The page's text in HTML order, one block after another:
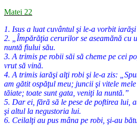
Matei 22
1. Isus a luat cuvântul şi le-a vorbit
2. „Împărăţia cerurilor se aseamănă cu
nuntă fiului său.
3. A trimis pe robii săi să cheme pe cei
vrut să vină.
4. A trimis iarăşi alţi robi şi le-a zis:
am gătit ospăţul meu; juncii şi vitele
tăiate; toate sunt gata, veniţi la nuntă.”
5. Dar ei, fără să le pese de poftirea lui,
şi altul la negustoria lui.
6. Ceilalţi au pus mâna pe robi, şi-au